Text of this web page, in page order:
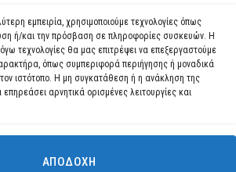
εμπειρία, χρησιμοποιούμε τεχνολογίες όπως
ή/και την πρόσβαση σε πληροφορίες συσκευών. Η
τεχνολογίες θα μας επιτρέψει να επεξεργαστούμε
όπως συμπεριφορά περιήγησης ή μοναδικά
ιστότοπο. Η μη συγκατάθεση ή η ανάκληση της
αρνητικά ορισμένες λειτουργίες και
ΑΠΟΔΟΧΉ
για να σας προσφέρουμε τη βέλτιστη εμπειρία